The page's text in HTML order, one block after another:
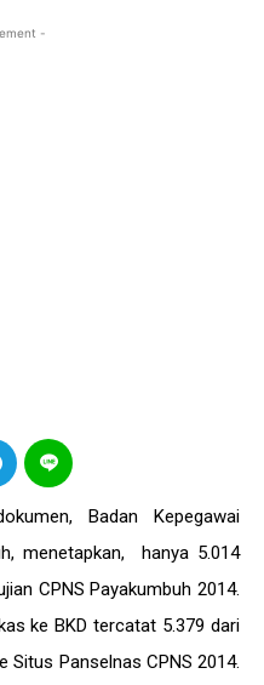
-
Badan Kepegawai
menetapkan, hanya 5.014
CPNS Payakumbuh 2014.
ke BKD tercatat 5.379 dari
Situs Panselnas CPNS 2014.